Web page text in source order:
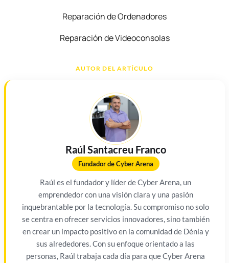
Reparación de Ordenadores
Reparación de Videoconsolas
AUTOR DEL ARTÍCULO
Raúl Santacreu Franco
Fundador de Cyber Arena
Raúl es el fundador y líder de Cyber Arena, un
emprendedor con una visión clara y una pasión
inquebrantable por la tecnología. Su compromiso no solo
se centra en ofrecer servicios innovadores, sino también
en crear un impacto positivo en la comunidad de Dénia y
sus alrededores. Con su enfoque orientado a las
personas, Raúl trabaja cada día para que Cyber Arena